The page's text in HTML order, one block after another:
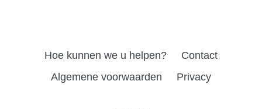
Hoe kunnen we u helpen?
Contact
Algemene voorwaarden
Privacy